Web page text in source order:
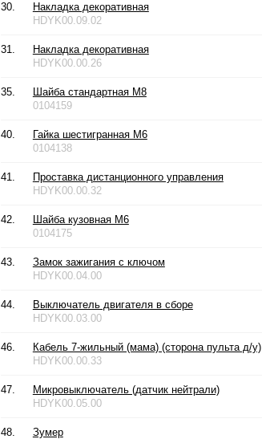
30.
Накладка декоративная
HDYK00.09.02
31.
Накладка декоративная
HDYK00.00.26
35.
Шайба стандартная М8
0104159
40.
Гайка шестигранная М6
0104138
41.
Проставка дистанционного управления
HDYK00.00.32
42.
Шайба кузовная М6
0104175
43.
Замок зажигания с ключом
HDYK00.04.00
44.
Выключатель двигателя в сборе
HDYK00.03.00
46.
Кабель 7-жильный (мама) (сторона пульта д/у)
HDYK00.00.33
47.
Микровыключатель (датчик нейтрали)
HDYK00.05.00
48.
Зумер